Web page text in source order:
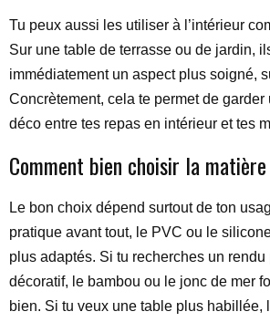
Tu peux aussi les utiliser à l’intérieur
Sur une table de terrasse ou de jardin,
immédiatement un aspect plus soigné,
Concrètement, cela te permet de garder
déco entre tes repas en intérieur et tes
Comment bien choisir la
Le bon choix dépend surtout de ton
pratique avant tout, le PVC ou le
plus adaptés. Si tu recherches un
décoratif, le bambou ou le jonc de mer
bien. Si tu veux une table plus habillée,